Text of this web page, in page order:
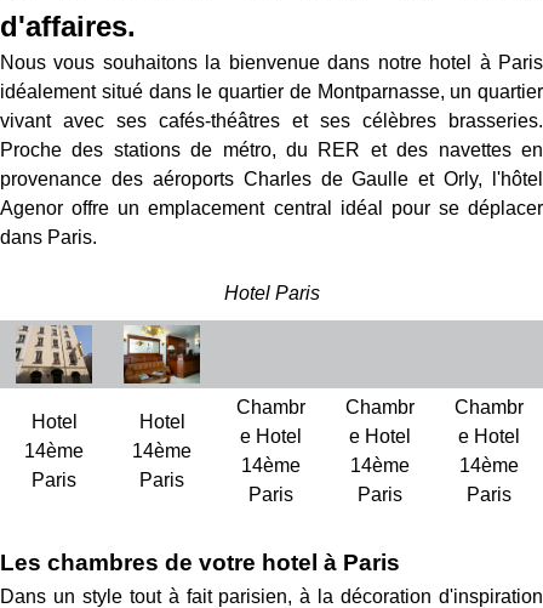
d'affaires.
Nous vous souhaitons la bienvenue dans notre hotel à Paris
idéalement situé dans le quartier de Montparnasse, un quartier
vivant avec ses cafés-théâtres et ses célèbres brasseries.
Proche des stations de métro, du RER et des navettes en
provenance des aéroports Charles de Gaulle et Orly, l'hôtel
Agenor offre un emplacement central idéal pour se déplacer
dans Paris.
Hotel Paris
Hotel
14ème
Paris
Hotel
14ème
Paris
Chambr
e Hotel
14ème
Paris
Chambr
e Hotel
14ème
Paris
Chambr
e Hotel
14ème
Paris
Les chambres de votre hotel à Paris
Dans un style tout à fait parisien, à la décoration d'inspiration